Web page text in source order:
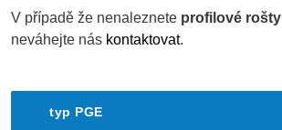
V případě že nenaleznete profilové rošty
neváhejte nás kontaktovat.
typ PGE